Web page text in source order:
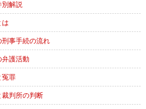
別解説
は
事手続の流れ
護活動
冤罪
判所の判断